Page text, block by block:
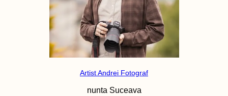
Artist Andrei Fotograf
nunta Suceava